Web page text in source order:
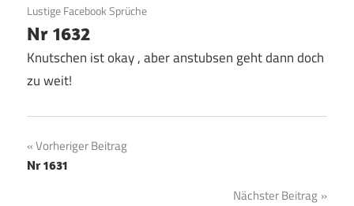
19. Juni 2020
Lustige Facebook Sprüche
Nr 1632
Knutschen ist okay , aber anstubsen geht dann doch
zu weit!
Beitragsnavigation
Vorheriger Beitrag
Nr 1631
Nächster Beitrag